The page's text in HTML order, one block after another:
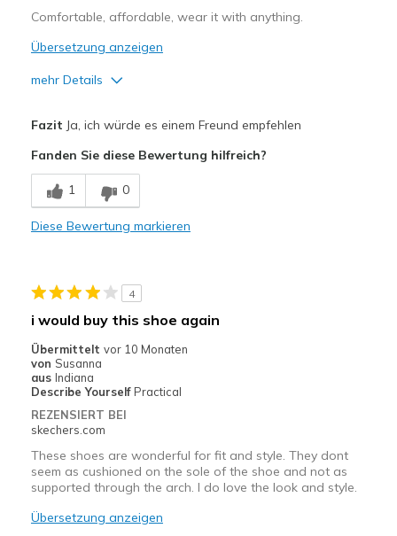
Comfortable, affordable, wear it with anything.
Übersetzung anzeigen
mehr Details
Breathe Well
Comfortable
Geeignete Verwendung
Going Out
Sizing
Feels true to size
View On Shoes
Shoes are for Wearing
Fazit Ja, ich würde es einem Freund empfehlen
Fanden Sie diese Bewertung hilfreich?
1 0
Diese Bewertung markieren
4
i would buy this shoe again
Übermittelt vor 10 Monaten
von Susanna
aus Indiana
Describe Yourself Practical
REZENSIERT BEI
skechers.com
These shoes are wonderful for fit and style. They dont
seem as cushioned on the sole of the shoe and not as
supported through the arch. I do love the look and style.
Übersetzung anzeigen